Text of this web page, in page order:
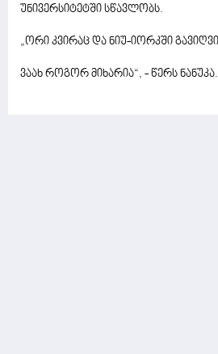
უნივერსიტეტში სწავლობს.
„ორი კვირაც და ნიუ-იორკში
ვაახ როგორ მიხარია“, - წერს ნანუკა.